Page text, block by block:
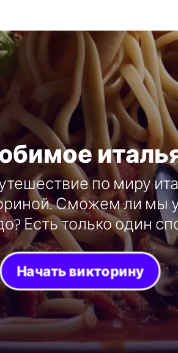
по миру
Сможем ли мы
Есть только один
Начать викторину